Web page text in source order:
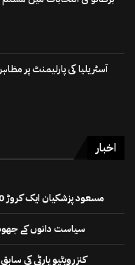
آسٹریلیا کی پارلیمنٹ پر
اخبار
مسعود پزشکیان ایک کروڑ 70 لاکھ ووٹ حاصل کرکے ایران کے صدر بن گئے
سیاست دانوں کے جھوٹ
کنزرویٹیو پارٹی کی